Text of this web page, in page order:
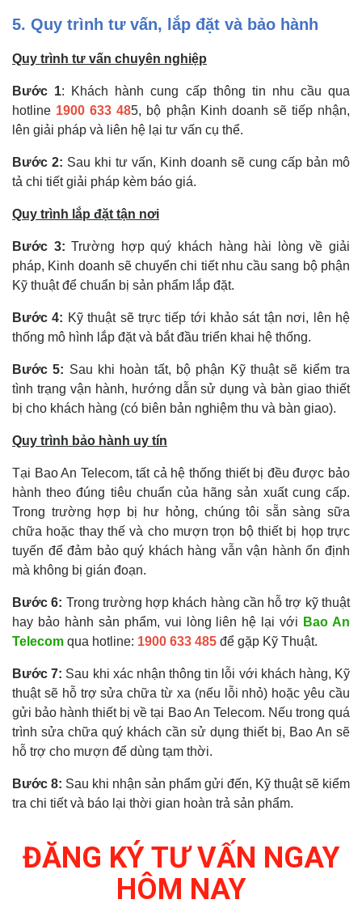
5. Quy trình tư vấn, lắp đặt và bảo hành
Quy trình tư vấn chuyên nghiệp
Bước 1: Khách hành cung cấp thông tin nhu cầu qua
hotline 1900 633 485, bộ phận Kinh doanh sẽ tiếp nhận,
lên giải pháp và liên hệ lại tư vấn cụ thể.
Bước 2: Sau khi tư vấn, Kinh doanh sẽ cung cấp bản mô
tả chi tiết giải pháp kèm báo giá.
Quy trình lắp đặt tận nơi
Bước 3: Trường hợp quý khách hàng hài lòng về giải
pháp, Kinh doanh sẽ chuyển chi tiết nhu cầu sang bộ phận
Kỹ thuật để chuẩn bị sản phẩm lắp đặt.
Bước 4: Kỹ thuật sẽ trực tiếp tới khảo sát tận nơi, lên hệ
thống mô hình lắp đặt và bắt đầu triển khai hệ thống.
Bước 5: Sau khi hoàn tất, bộ phận Kỹ thuật sẽ kiểm tra
tình trạng vận hành, hướng dẫn sử dụng và bàn giao thiết
bị cho khách hàng (có biên bản nghiệm thu và bàn giao).
Quy trình bảo hành uy tín
Tại Bao An Telecom, tất cả hệ thống thiết bị đều được bảo
hành theo đúng tiêu chuẩn của hãng sản xuất cung cấp.
Trong trường hợp bị hư hỏng, chúng tôi sẵn sàng sữa
chữa hoặc thay thế và cho mượn trọn bộ thiết bị họp trực
tuyến để đảm bảo quý khách hàng vẫn vận hành ổn định
mà không bị gián đoạn.
Bước 6: Trong trường hợp khách hàng cần hỗ trợ kỹ thuật
hay bảo hành sản phẩm, vui lòng liên hệ lại với Bao An
Telecom qua hotline: 1900 633 485 để gặp Kỹ Thuật.
Bước 7: Sau khi xác nhận thông tin lỗi với khách hàng, Kỹ
thuật sẽ hỗ trợ sửa chữa từ xa (nếu lỗi nhỏ) hoặc yêu cầu
gửi bảo hành thiết bị về tại Bao An Telecom. Nếu trong quá
trình sửa chữa quý khách cần sử dụng thiết bị, Bao An sẽ
hỗ trợ cho mượn để dùng tạm thời.
Bước 8: Sau khi nhận sản phẩm gửi đến, Kỹ thuật sẽ kiểm
tra chi tiết và báo lại thời gian hoàn trả sản phẩm.
ĐĂNG KÝ TƯ VẤN NGAY
HÔM NAY